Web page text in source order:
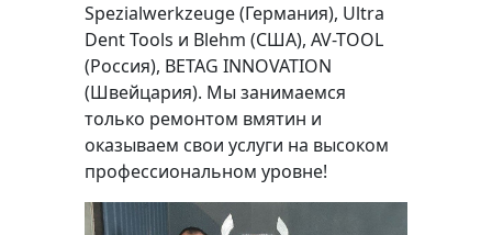
Spezialwerkzeuge (Германия), Ultra
Dent Tools и Blehm (США), AV-TOOL
(Россия), BETAG INNOVATION
(Швейцария). Мы занимаемся
только ремонтом вмятин и
оказываем свои услуги на высоком
профессиональном уровне!